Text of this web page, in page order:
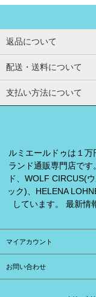
返品について
配送・送料について
支払い方法について
ルミエールドゥは１
ランド通販専門店で
ド、WOLF CIRCUS(
ック)、HELENA
しています。 最新情
マイアカウント
お問い合わせ